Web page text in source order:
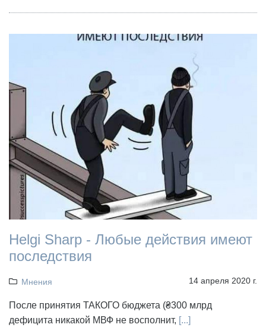
Helgi Sharp - Любые действия имеют
последствия
Мнения 14 апреля 2020 г.
После принятия ТАКОГО бюджета (₴300 млрд
дефицита никакой МВФ не восполнит, [...]